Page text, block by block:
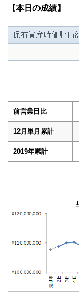
【本日の成績】
前営業日比
12月単月累計
2019年累計